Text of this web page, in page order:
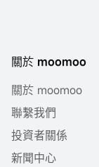
關於 moomoo
關於 moomoo
聯繫我們
投資者關係
新聞中心